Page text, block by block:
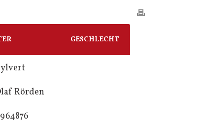
GESCHLECHT
Rörden